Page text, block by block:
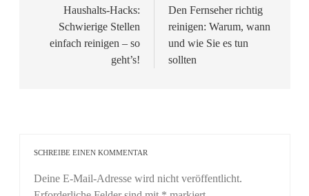
Haushalts-Hacks:
Schwierige Stellen
einfach reinigen – so
geht’s!
Den Fernseher richtig
reinigen: Warum, wann
und wie Sie es tun
sollten
SCHREIBE EINEN KOMMENTAR
Deine E-Mail-Adresse wird nicht veröffentlicht.